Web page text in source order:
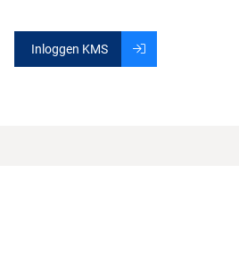
Inloggen KMS